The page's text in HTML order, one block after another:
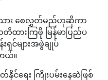
သား စေလွှတ်မည်ဟုဆိုကာ
ထားကြဖို မြန်မာပြည်ပ
င်များအဖွဲချုပ်
ယ်။
ရေး ကြိုးပမ်းနေဆဲဖြစ်